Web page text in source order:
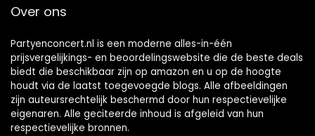
Over ons
Partyenconcert.nl is een moderne alles-in-één
prijsvergelijkings- en beoordelingswebsite die de beste deals
biedt die beschikbaar zijn op amazon en u op de hoogte
houdt via de laatst toegevoegde blogs. Alle afbeeldingen
zijn auteursrechtelijk beschermd door hun respectievelijke
eigenaren. Alle geciteerde inhoud is afgeleid van hun
respectievelijke bronnen.